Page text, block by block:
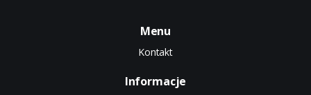
Menu
Kontakt
Informacje